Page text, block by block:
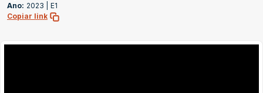
Ano: 2023 |
E1
Copiar link